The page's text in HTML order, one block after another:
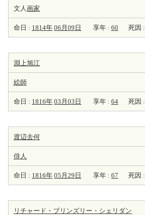
文人画家
命日 : 1814年 06月09日 享年 : 60 死因 :
淵上旭江
絵師
命日 : 1816年 03月03日 享年 : 64 死因 :
渡辺去何
俳人
命日 : 1816年 05月29日 享年 : 67 死因 :
リチャード・ブリンズリー・シェリダン